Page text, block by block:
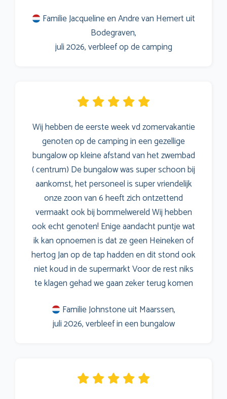
Familie Jacqueline en Andre van Hemert uit
Bodegraven,
juli 2026, verbleef op de camping
Wij hebben de eerste week vd zomervakantie
genoten op de camping in een gezellige
bungalow op kleine afstand van het zwembad
( centrum) De bungalow was super schoon bij
aankomst, het personeel is super vriendelijk
onze zoon van 6 heeft zich ontzettend
vermaakt ook bij bommelwereld Wij hebben
ook echt genoten! Enige aandacht puntje wat
ik kan opnoemen is dat ze geen Heineken of
hertog Jan op de tap hadden en dit stond ook
niet koud in de supermarkt Voor de rest niks
te klagen gehad we gaan zeker terug komen
Familie Johnstone uit Maarssen,
juli 2026, verbleef in een bungalow